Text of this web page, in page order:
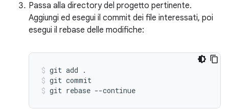
Passa alla directory del progetto pertinente.
Aggiungi ed esegui il commit dei file interessati, poi
esegui il rebase delle modifiche:
git add .
git commit
git rebase --continue